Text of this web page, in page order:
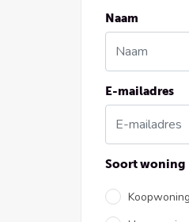
Naam
E-mailadres
Soort woning
Koopwoning